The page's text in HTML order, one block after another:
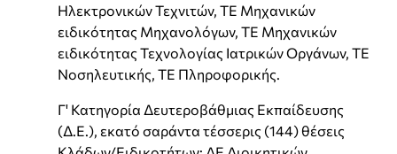
Ηλεκτρονικών Τεχνιτών, ΤΕ Μηχανικών
ειδικότητας Μηχανολόγων, ΤΕ Μηχανικών
ειδικότητας Τεχνολογίας Ιατρικών Οργάνων, ΤΕ
Νοσηλευτικής, ΤΕ Πληροφορικής.
Γ' Κατηγορία Δευτεροβάθμιας Εκπαίδευσης
(Δ.Ε.), εκατό σαράντα τέσσερις (144) θέσεις